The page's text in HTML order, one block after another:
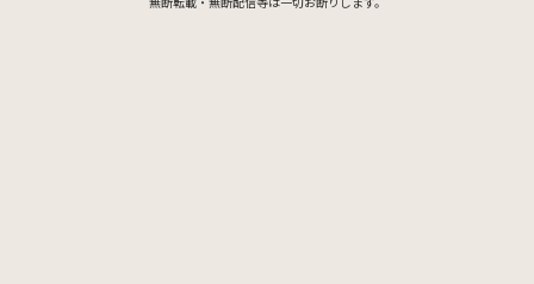
一般社団法人 日本ビアジャーナリスト協会